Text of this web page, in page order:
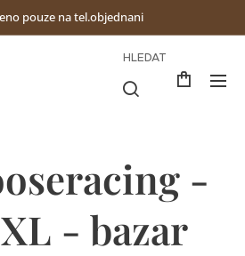
pouze na tel.objednani
HLEDAT
-
- bazar